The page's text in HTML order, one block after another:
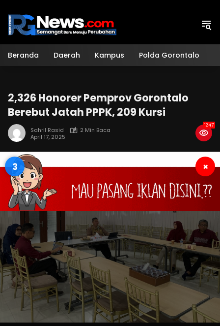
konten
Beranda Daerah Kampus Polda Gorontalo
2,326 Honorer Pemprov Gorontalo
Berebut Jatah PPPK, 209 Kursi
Sahril Rasid
2 Min Baca
April 17, 2025
1247
3 ×